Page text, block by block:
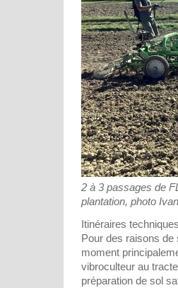
2 à 3 passages de
plantation, photo
Itinéraires
Pour des raisons
moment
vibroculteur au
préparation de sol